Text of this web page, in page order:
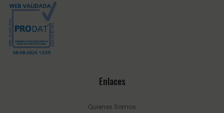
Enlaces
Quienes Somos